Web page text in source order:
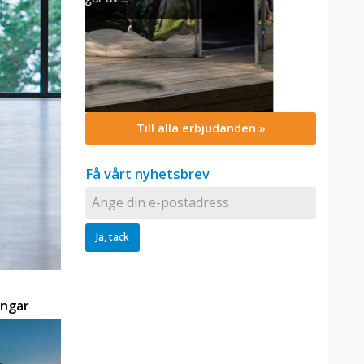
Till alla erbjudanden »
Få vårt nyhetsbrev